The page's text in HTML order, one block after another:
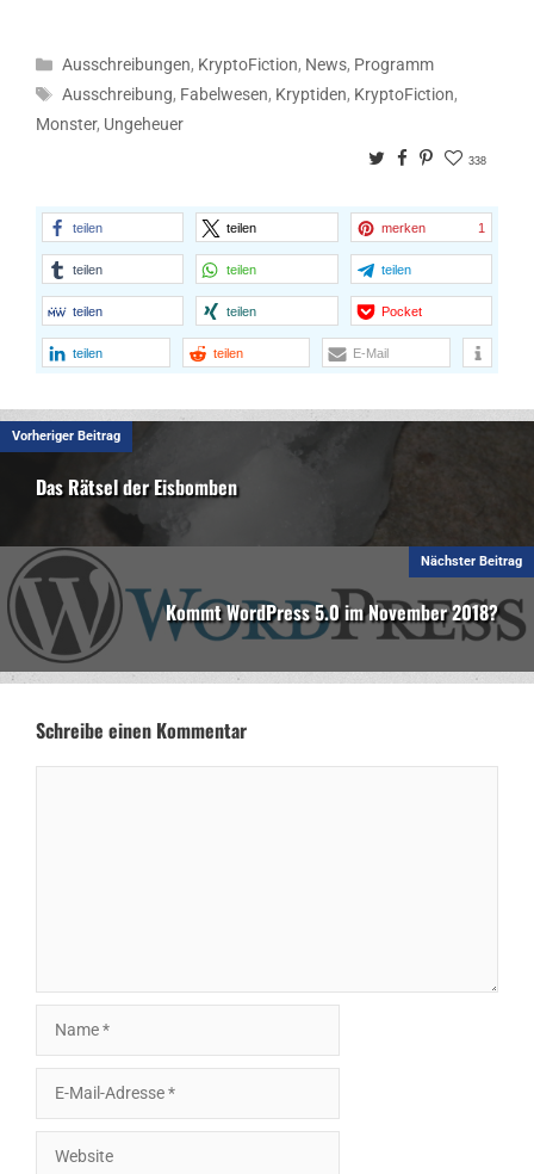
W
h
l
i
e
b
i
t
t
d
e
n
B
m
Kategorien
Ausschreibungen, KryptoFiction, News, Programm
Schlagwörter
Ausschreibung, Fabelwesen, Kryptiden, KryptoFiction,
Monster, Ungeheuer
TwitterFacebook
Pinterest
338
teilen teilen merken 1
teilen teilen teilen
teilen teilen Pocket
teilen teilen E-Mail
Vorheriger Beitrag
Das Rätsel der Eisbomben
Nächster Beitrag
Kommt WordPress 5.0 im November 2018?
Schreibe einen Kommentar
Mail-
Adresse